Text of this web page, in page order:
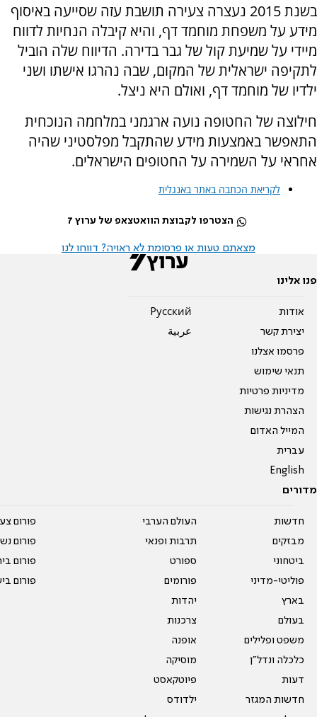
בשנת 2015 נעצרה צעירה תושבת עזה שסייעה באיסוף
מידע על משפחת מוחמד דף, והיא קיבלה הנחיות לדווח
מיידי על שמיעת קול של גבר בדירה. הדיווח שלה הוביל
לתקיפה ישראלית של המקום, שבה נהרגו אישתו ושני
ילדיו של מוחמד דף, ואולם היא ניצל.
חילוצה של החטופה נועה ארגמני במלחמה הנוכחית
התאפשר באמצעות מידע שהתקבל מפלסטיני שהיה
אחראי על השמירה על החטופים הישראלים.
לקריאת הכתבה באתר באנגלית
הצטרפו לקבוצת הוואטצאפ של ערוץ 7
מצאתם טעות או פרסומת לא ראויה? דווחו לנו
פנו אלינו
אודות
יצירת קשר
פרסמו אצלנו
תנאי שימוש
מדיניות פרטיות
הצהרת נגישות
המייל האדום
עברית
English
Pусский
عربية
מדורים
חדשות
מבזקים
ביטחוני
פוליטי-מדיני
בארץ
בעולם
משפט ופלילים
כלכלה ונדל"ן
דעות
חדשות המגזר
העולם הערבי
תרבות ופנאי
ספורט
פורומים
יהדות
צרכנות
אופנה
מוסיקה
פיוטקאסט
ילדודס
פורום
פורום
פורום
פורום